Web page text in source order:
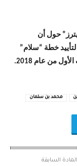
حول أن
خطة “سلام”
من عام 2018.
محمد بن سلمان
المادة السابقة